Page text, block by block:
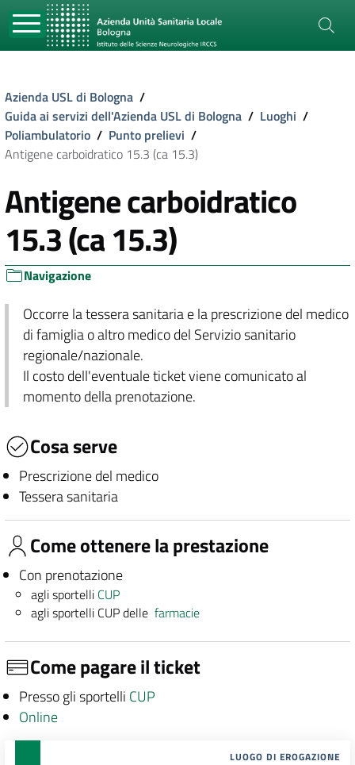
Azienda USL di Bologna /
Guida ai servizi dell'Azienda USL di Bologna / Luoghi /
Poliambulatorio / Punto prelievi /
Antigene carboidratico 15.3 (ca 15.3)
Antigene carboidratico
15.3 (ca 15.3)
Navigazione
Occorre la tessera sanitaria e la prescrizione del medico
di famiglia o altro medico del Servizio sanitario
regionale/nazionale.
Il costo dell'eventuale ticket viene comunicato al
momento della prenotazione.
Cosa serve
Prescrizione del medico
Tessera sanitaria
Come ottenere la prestazione
Con prenotazione
agli sportelli CUP
agli sportelli CUP dellefarmacie
Come pagare il ticket
Presso gli sportelli CUP
Online
LUOGO DI EROGAZIONE